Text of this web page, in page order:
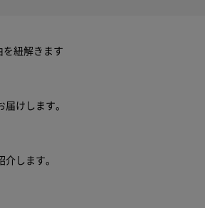
を紐解きます
けします。
します。